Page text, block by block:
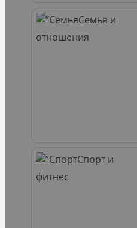
Семья и
отношения
Спорт и
фитнес